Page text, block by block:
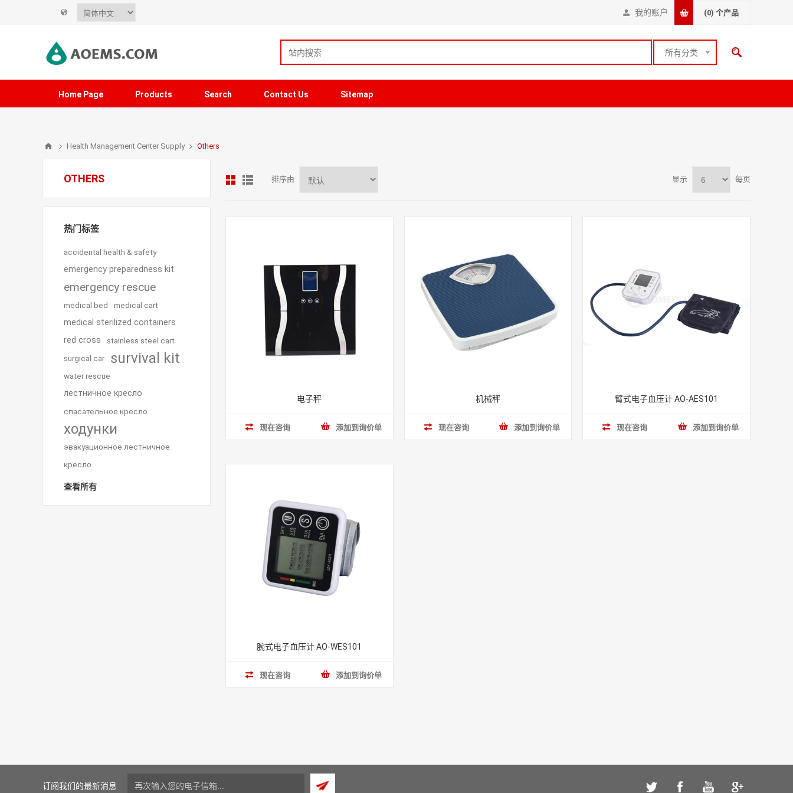
我的账户 (0) 个产品
所有分类
Home Page Products Search Contact Us Sitemap
Health Management Center Supply Others
排序由 显示 每页
电子秤
现在咨询 添加到询价单
机械秤
现在咨询 添加到询价单
臂式电子血压计 AO-AES101
现在咨询 添加到询价单
腕式电子血压计 AO-WES101
现在咨询 添加到询价单
OTHERS
热门标签
accidental health & safety
emergency preparedness kit
emergency rescue
medical bed medical cart
medical sterilized containers
red cross
stainless steel cart
surgical car
survival kit
water rescue
лестничное кресло
спасательное кресло
ходунки
эвакуационное лестничное
кресло
查看所有
订阅我们的最新消息